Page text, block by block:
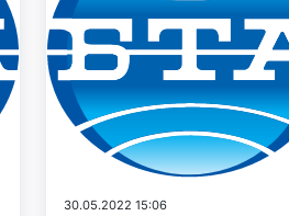
30.05.2022 15:06